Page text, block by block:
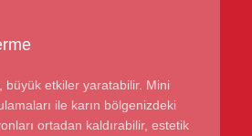
büyük etkiler yaratabilir. Mini
ile karın bölgenizdeki
ortadan kaldırabilir, estetik